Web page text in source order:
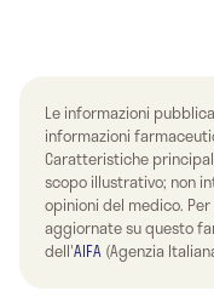
Le informazioni
informazioni
Caratteristiche
scopo illustrativo; non
opinioni del medico.
aggiornate su questo
dell'AIFA (Agenzia